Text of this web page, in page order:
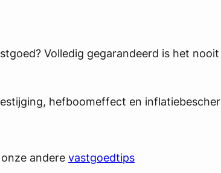
Volledig gegarandeerd is het
hefboomeffect en
andere vastgoedtips